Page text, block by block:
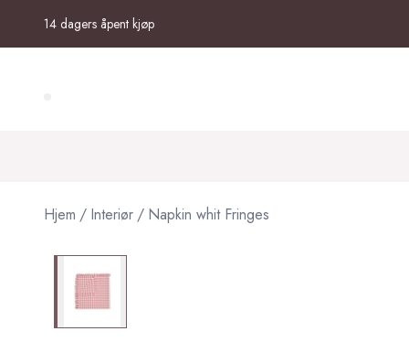
14 dagers åpent kjøp
Hjem / Interiør / Napkin whit Fringes